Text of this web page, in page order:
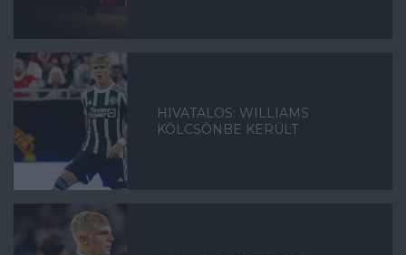
HIVATALOS: WILLIAMS
KÖLCSÖNBE KERÜLT